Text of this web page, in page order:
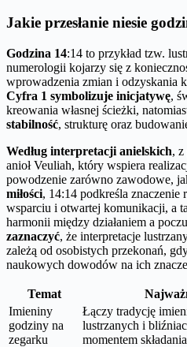
Jakie przesłanie niesie
Godzina 14:14 to przykład tzw.
numerologii kojarzy się z
wprowadzenia zmian i odzyskania
Cyfra 1 symbolizuje inicjatywę,
kreowania własnej ścieżki,
stabilność, strukturę oraz
Według interpretacji anielskich, z
anioł Veuliah, który wspiera
powodzenie zarówno zawodowe,
miłości, 14:14 podkreśla
wsparciu i otwartej komunikacji, a
harmonii między działaniem a
zaznaczyć, że interpretacje
zależą od osobistych przekonań,
naukowych dowodów na ich
Temat
Imieniny
godziny na
zegarku
Łączy tradycję
lustrzanych i
momentem